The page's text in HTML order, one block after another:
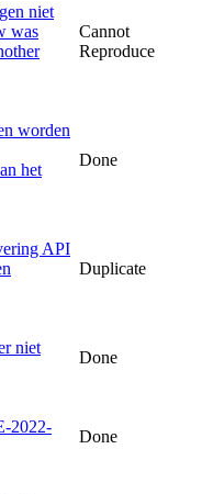
niet
was
Cannot
Reproduce
worden
het
Done
API
Duplicate
niet
Done
2022-
Done